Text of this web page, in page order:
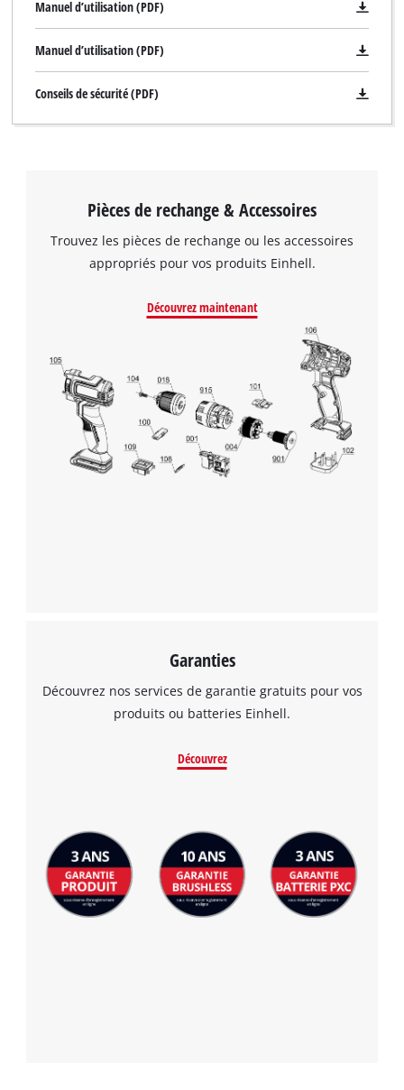
pouvoir charger Google Maps !
This content is not permitted to load due
to trackers that are not disclosed to the
visitor. The website owner needs to setup
the site with their CMP to add this content
to the list of technologies used.
Powered by
Usercentrics Consent
Management Platform
Manuel d’utilisation (PDF)
Manuel d’utilisation (PDF)
Conseils de sécurité (PDF)
Pièces de rechange & Accessoires
Trouvez les pièces de rechange ou les accessoires
appropriés pour vos produits Einhell.
Découvrez maintenant
Garanties
Découvrez nos services de garantie gratuits pour vos
produits ou batteries Einhell.
Découvrez